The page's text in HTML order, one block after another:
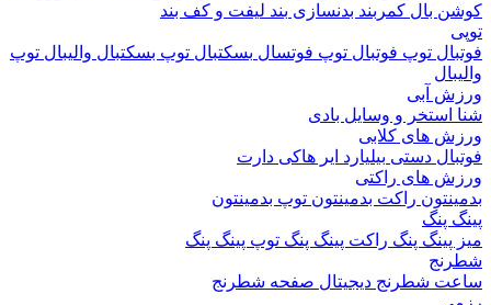
بالکمربند بدنسازیبند لیفت و کف بند
توپ فوتبالتوپ فوتسالبسکتبالتوپ بسکتبالوالیبال توپ
آبی
و وسایل بادی
های کلابی
دستیبیلیاردایر هاکیدارت
های راکتی
راکت بدمینتونتوپ بدمینتون
پنگ
پنگراکت پینگ پنگتوپ پینگ پنگ
شطرنج دیجیتالصفحه شطرنج